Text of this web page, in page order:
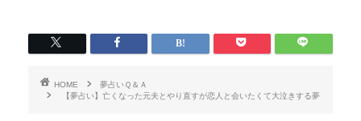
HOME
夢占いＱ＆Ａ
【夢占い】亡くなった元夫とやり直すが恋人と会いたくて大泣きする夢